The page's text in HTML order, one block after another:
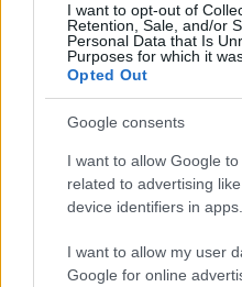
I want to opt-out of
Retention, Sale, and/or
Personal Data that Is
Purposes for which it
Opted Out
Google consents
I want to allow Google
related to advertising
device identifiers in apps.
I want to allow my user
Google for online
ΑΣΕΠ: Νέος
Μόνιμοι στο
Κατώτατος
αύξηση στα 1.000